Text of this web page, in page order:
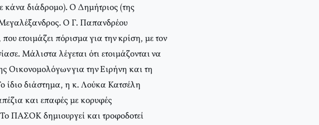
κάνα διάδρομο). Ο Δημήτριος (της
Ο Γ. Παπανδρέου
ετοιμάζει πόρισμα για την κρίση, με τον
Μάλιστα λέγεται ότι ετοιμάζονται να
Οικονομολόγων για την Ειρήνη και τη
ίδιο διάστημα, η κ. Λούκα Κατσέλη
και επαφές με κορυφές
ΠΑΣΟΚ δημιουργεί και τροφοδοτεί